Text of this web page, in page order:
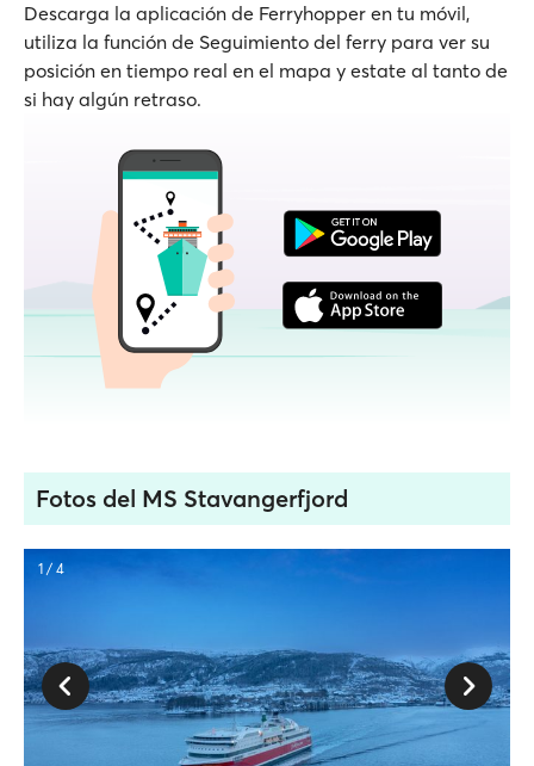
Descarga la aplicación de Ferryhopper en tu móvil,
utiliza la función de Seguimiento del ferry para ver su
posición en tiempo real en el mapa y estate al tanto de
si hay algún retraso.
Fotos del MS Stavangerfjord
1 / 4